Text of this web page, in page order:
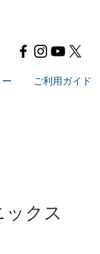
ご利用ガイド
ックス